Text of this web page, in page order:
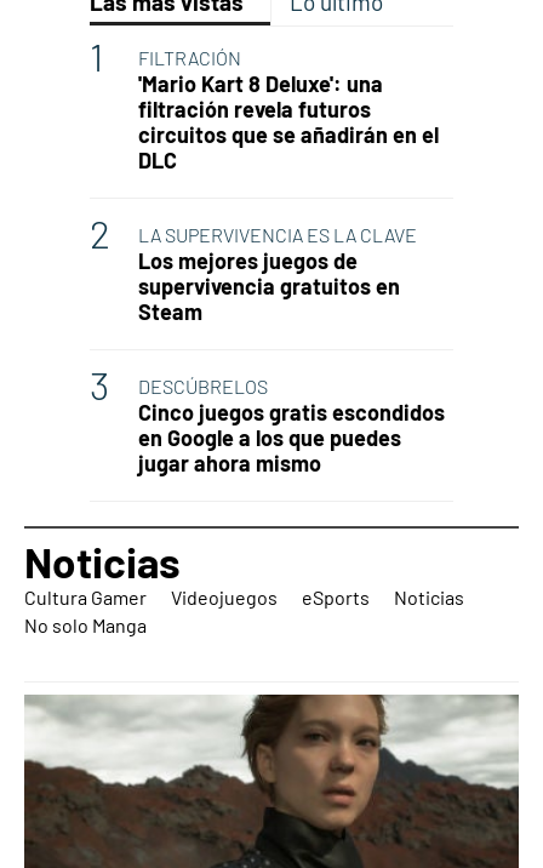
FILTRACIÓN
'Mario Kart 8 Deluxe': una
filtración revela futuros
circuitos que se añadirán en el
DLC
LA SUPERVIVENCIA ES LA CLAVE
Los mejores juegos de
supervivencia gratuitos en
Steam
DESCÚBRELOS
Cinco juegos gratis escondidos
en Google a los que puedes
jugar ahora mismo
Noticias
Cultura Gamer Videojuegos eSports
Noticias
No solo Manga